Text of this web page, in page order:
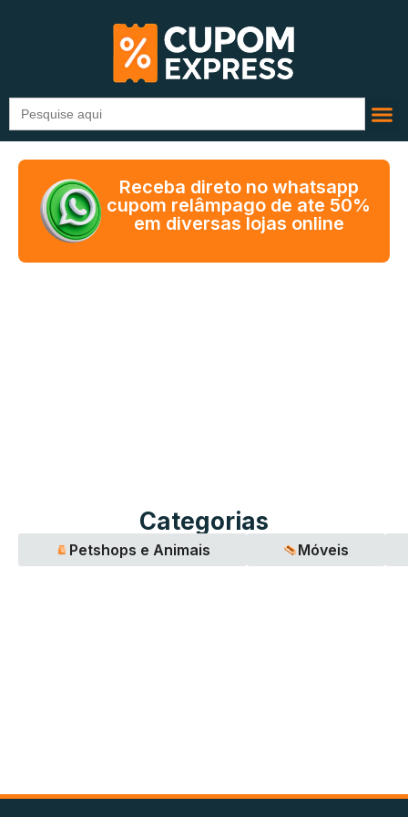
Search
for:
Receba direto no whatsapp
cupom relâmpago de ate 50%
em diversas lojas online
Categorias
Petshops e Animais Móveis